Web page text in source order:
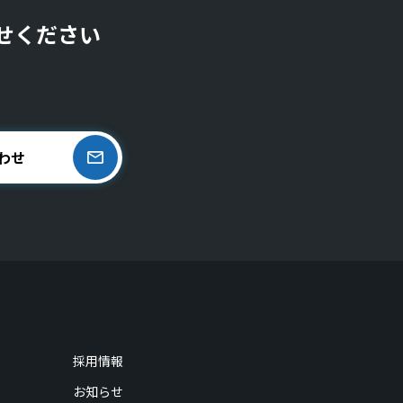
ください
せ
採用情報
お知らせ